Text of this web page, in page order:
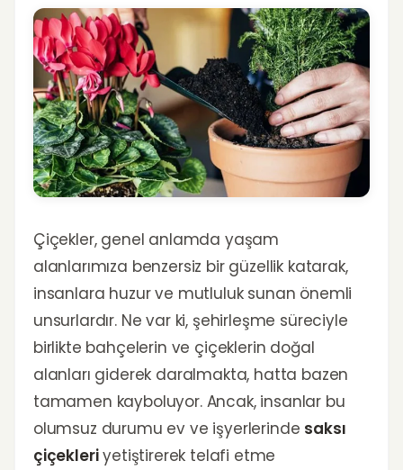
Çiçekler, genel anlamda yaşam
alanlarımıza benzersiz bir güzellik katarak,
insanlara huzur ve mutluluk sunan önemli
unsurlardır. Ne var ki, şehirleşme süreciyle
birlikte bahçelerin ve çiçeklerin doğal
alanları giderek daralmakta, hatta bazen
tamamen kayboluyor. Ancak, insanlar bu
olumsuz durumu ev ve işyerlerinde saksı
çiçekleriyetiştirerek telafi etme